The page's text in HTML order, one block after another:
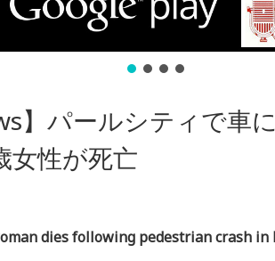
】パールシティで車
女性が死亡
dies following pedestrian crash in